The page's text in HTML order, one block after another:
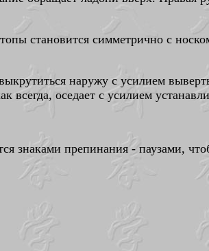
становится симметрично с
наружу с усилием
всегда, оседает с усилием
знаками препинания - паузами,